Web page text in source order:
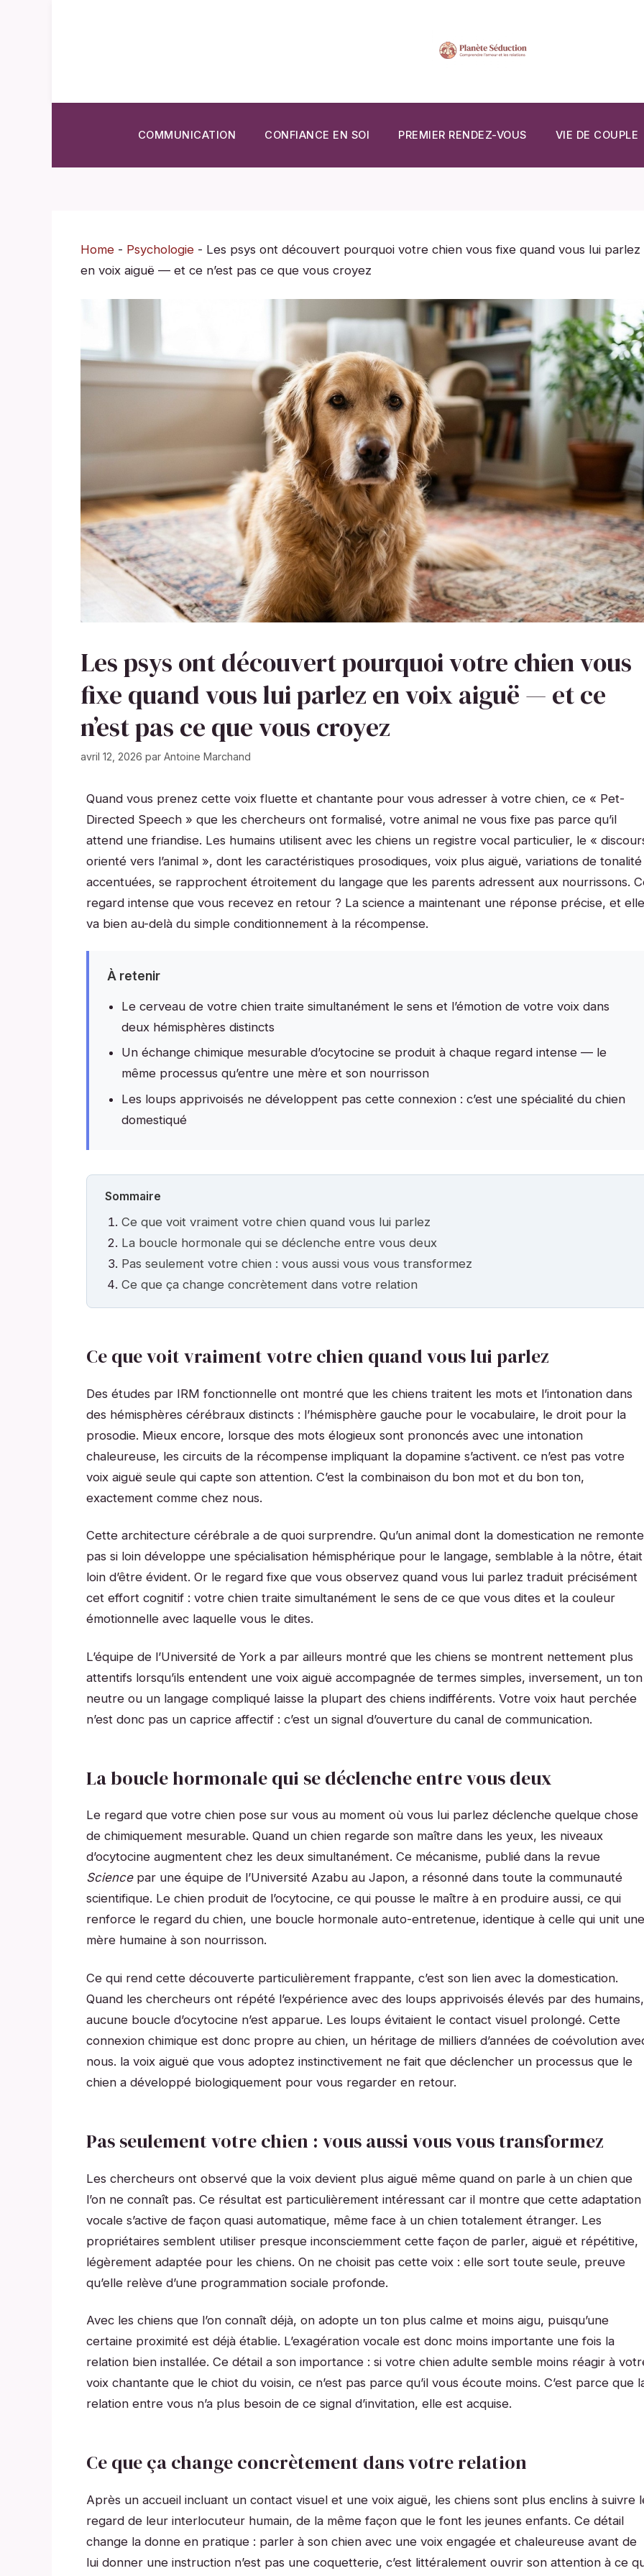
COMMUNICATION CONFIANCE EN SOI PREMIER RENDEZ-VOUS VIE DE COUPLE
Home - Psychologie - Les psys ont découvert pourquoi votre chien vous fixe quand vous lui parlez
en voix aiguë — et ce n’est pas ce que vous croyez
Les psys ont découvert pourquoi votre chien vous
fixe quand vous lui parlez en voix aiguë — et ce
n’est pas ce que vous croyez
avril 12, 2026 par Antoine Marchand
Quand vous prenez cette voix fluette et chantante pour vous adresser à votre chien, ce « Pet-
Directed Speech » que les chercheurs ont formalisé, votre animal ne vous fixe pas parce qu’il
attend une friandise. Les humains utilisent avec les chiens un registre vocal particulier, le «
orienté vers l’animal », dont les caractéristiques prosodiques, voix plus aiguë, variations de tonalité
accentuées, se rapprochent étroitement du langage que les parents adressent aux nourrissons.
regard intense que vous recevez en retour ? La science a maintenant une réponse précise, et elle
va bien au-delà du simple conditionnement à la récompense.
À retenir
Le cerveau de votre chien traite simultanément le sens et l’émotion de votre voix dans
deux hémisphères distincts
Un échange chimique mesurable d’ocytocine se produit à chaque regard intense — le
même processus qu’entre une mère et son nourrisson
Les loups apprivoisés ne développent pas cette connexion : c’est une spécialité du chien
domestiqué
Sommaire
Ce que voit vraiment votre chien quand vous lui parlez
La boucle hormonale qui se déclenche entre vous deux
Pas seulement votre chien : vous aussi vous vous transformez
Ce que ça change concrètement dans votre relation
Ce que voit vraiment votre chien quand vous lui parlez
Des études par IRM fonctionnelle ont montré que les chiens traitent les mots et l’intonation dans
des hémisphères cérébraux distincts : l’hémisphère gauche pour le vocabulaire, le droit pour la
prosodie. Mieux encore, lorsque des mots élogieux sont prononcés avec une intonation
chaleureuse, les circuits de la récompense impliquant la dopamine s’activent. ce n’est pas votre
voix aiguë seule qui capte son attention. C’est la combinaison du bon mot et du bon ton,
exactement comme chez nous.
Cette architecture cérébrale a de quoi surprendre. Qu’un animal dont la domestication ne remonte
pas si loin développe une spécialisation hémisphérique pour le langage, semblable à la nôtre, était
loin d’être évident. Or le regard fixe que vous observez quand vous lui parlez traduit précisément
cet effort cognitif : votre chien traite simultanément le sens de ce que vous dites et la couleur
émotionnelle avec laquelle vous le dites.
L’équipe de l’Université de York a par ailleurs montré que les chiens se montrent nettement plus
attentifs lorsqu’ils entendent une voix aiguë accompagnée de termes simples, inversement, un ton
neutre ou un langage compliqué laisse la plupart des chiens indifférents. Votre voix haut perchée
n’est donc pas un caprice affectif : c’est un signal d’ouverture du canal de communication.
La boucle hormonale qui se déclenche entre vous deux
Le regard que votre chien pose sur vous au moment où vous lui parlez déclenche quelque chose
de chimiquement mesurable. Quand un chien regarde son maître dans les yeux, les niveaux
d’ocytocine augmentent chez les deux simultanément. Ce mécanisme, publié dans la revue
Sciencepar une équipe de l’Université Azabu au Japon, a résonné dans toute la communauté
scientifique. Le chien produit de l’ocytocine, ce qui pousse le maître à en produire aussi, ce qui
renforce le regard du chien, une boucle hormonale auto-entretenue, identique à celle qui unit une
mère humaine à son nourrisson.
Ce qui rend cette découverte particulièrement frappante, c’est son lien avec la domestication.
Quand les chercheurs ont répété l’expérience avec des loups apprivoisés élevés par des humains,
aucune boucle d’ocytocine n’est apparue. Les loups évitaient le contact visuel prolongé. Cette
connexion chimique est donc propre au chien, un héritage de milliers d’années de coévolution
nous. la voix aiguë que vous adoptez instinctivement ne fait que déclencher un processus que le
chien a développé biologiquement pour vous regarder en retour.
Pas seulement votre chien : vous aussi vous vous transformez
Les chercheurs ont observé que la voix devient plus aiguë même quand on parle à un chien que
l’on ne connaît pas. Ce résultat est particulièrement intéressant car il montre que cette adaptation
vocale s’active de façon quasi automatique, même face à un chien totalement étranger. Les
propriétaires semblent utiliser presque inconsciemment cette façon de parler, aiguë et répétitive,
légèrement adaptée pour les chiens. On ne choisit pas cette voix : elle sort toute seule, preuve
qu’elle relève d’une programmation sociale profonde.
Avec les chiens que l’on connaît déjà, on adopte un ton plus calme et moins aigu, puisqu’une
certaine proximité est déjà établie. L’exagération vocale est donc moins importante une fois la
relation bien installée. Ce détail a son importance : si votre chien adulte semble moins réagir à
voix chantante que le chiot du voisin, ce n’est pas parce qu’il vous écoute moins. C’est parce que
relation entre vous n’a plus besoin de ce signal d’invitation, elle est acquise.
Ce que ça change concrètement dans votre relation
Après un accueil incluant un contact visuel et une voix aiguë, les chiens sont plus enclins à suivre
regard de leur interlocuteur humain, de la même façon que le font les jeunes enfants. Ce détail
change la donne en pratique : parler à son chien avec une voix engagée et chaleureuse avant de
lui donner une instruction n’est pas une coquetterie, c’est littéralement ouvrir son attention à ce